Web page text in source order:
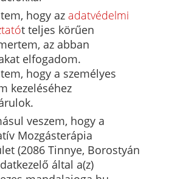
hogy az adatvédelmi
t teljes körűen
az abban
elfogadom.
hogy a személyes
kezeléséhez
veszem, hogy a
Mozgásterápia
(2086 Tinnye, Borostyán
által a(z)